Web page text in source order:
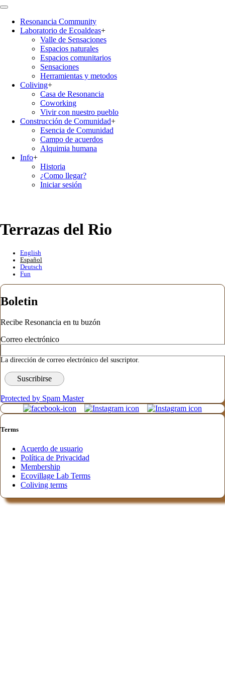
Pasar
contenido
principal
Main
Resonancia Community
Laboratorio de Ecoaldeas+
Valle de Sensaciones
Espacios naturales
Espacios comunitarios
Sensaciones
Herramientas y metodos
Coliving+
Casa de Resonancia
Coworking
Vivir con nuestro pueblo
Construcción de Comunidad+
Esencia de Comunidad
Campo de acuerdos
Alquimia humana
Info+
Historia
¿Como llegar?
Iniciar sesión
Terrazas del Rio
English
Español
Deutsch
Fun
Boletin
Recibe Resonancia en tu buzón
Correo electrónico
La dirección de correo electrónico del suscriptor.
Protected by Spam Master
Terms
Acuerdo de usuario
Política de Privacidad
Membership
Ecovillage Lab Terms
Coliving terms